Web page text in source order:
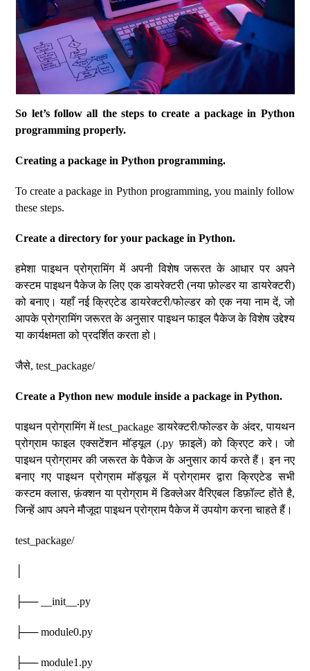
So let’s follow all the steps to create a package in Python
programming properly.
Creating a package in Python programming.
To create a package in Python programming, you mainly follow
these steps.
Create a directory for your package in Python.
हमेशा पाइथन प्रोग्रामिंग में अपनी विशेष जरूरत के आधार पर अपने
कस्टम पाइथन पैकेज के लिए एक डायरेक्टरी (नया फ़ोल्डर या डायरेक्टरी)
को बनाए। यहाँ नई क्रिएटेड डायरेक्टरी/फोल्डर को एक नया नाम दें, जो
आपके प्रोग्रामिंग जरूरत के अनुसार पाइथन फाइल पैकेज के विशेष उद्देश्य
या कार्यक्षमता को प्रदर्शित करता हो।
जैसे, test_package/
Create a Python new module inside a package in Python.
पाइथन प्रोग्रामिंग में test_package डायरेक्टरी/फोल्डर के अंदर, पायथन
प्रोग्राम फाइल एक्सटेंशन मॉड्यूल (.py फ़ाइलें) को क्रिएट करे। जो
पाइथन प्रोग्रामर की जरूरत के पैकेज के अनुसार कार्य करते हैं। इन नए
बनाए गए पाइथन प्रोग्राम मॉड्यूल में प्रोग्रामर द्वारा क्रिएटेड सभी
कस्टम क्लास, फ़ंक्शन या प्रोग्राम में डिक्लेअर वैरिएबल डिफ़ॉल्ट होंते है,
जिन्हें आप अपने मौजूदा पाइथन प्रोग्राम पैकेज में उपयोग करना चाहते हैं।
test_package/
├── __init__.py
├── module0.py
├── module1.py